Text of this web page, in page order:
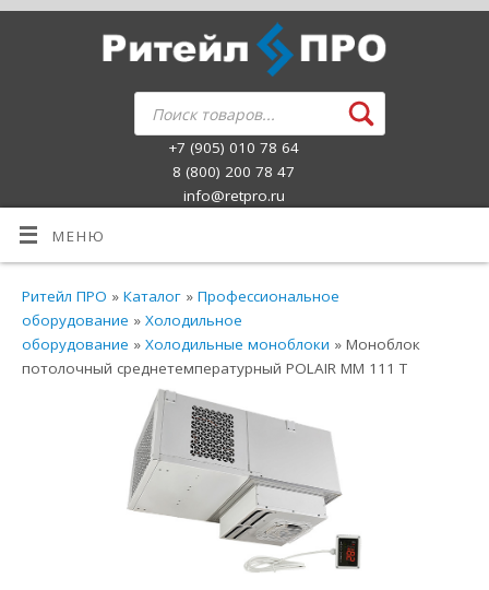
+7 (905) 010 78 64
8 (800) 200 78 47
info@retpro.ru
МЕНЮ
Ритейл ПРО »Каталог »Профессиональное
оборудование »Холодильное
оборудование »Холодильные моноблоки » Моноблок
потолочный среднетемпературный POLAIR MМ 111 T